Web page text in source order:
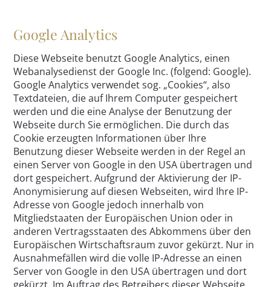
Google Analytics
Diese Webseite benutzt Google Analytics, einen
Webanalysedienst der Google Inc. (folgend: Google).
Google Analytics verwendet sog. „Cookies“, also
Textdateien, die auf Ihrem Computer gespeichert
werden und die eine Analyse der Benutzung der
Webseite durch Sie ermöglichen. Die durch das
Cookie erzeugten Informationen über Ihre
Benutzung dieser Webseite werden in der Regel an
einen Server von Google in den USA übertragen und
dort gespeichert. Aufgrund der Aktivierung der IP-
Anonymisierung auf diesen Webseiten, wird Ihre IP-
Adresse von Google jedoch innerhalb von
Mitgliedstaaten der Europäischen Union oder in
anderen Vertragsstaaten des Abkommens über den
Europäischen Wirtschaftsraum zuvor gekürzt. Nur in
Ausnahmefällen wird die volle IP-Adresse an einen
Server von Google in den USA übertragen und dort